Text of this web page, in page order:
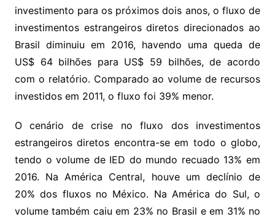
investimento para os próximos dois anos, o fluxo de
investimentos estrangeiros diretos direcionados ao
Brasil diminuiu em 2016, havendo uma queda de
US$ 64 bilhões para US$ 59 bilhões, de acordo
com o relatório. Comparado ao volume de recursos
investidos em 2011, o fluxo foi 39% menor.
O cenário de crise no fluxo dos investimentos
estrangeiros diretos encontra-se em todo o globo,
tendo o volume de IED do mundo recuado 13% em
2016. Na América Central, houve um declínio de
20% dos fluxos no México. Na América do Sul, o
volume também caiu em 23% no Brasil e em 31% no